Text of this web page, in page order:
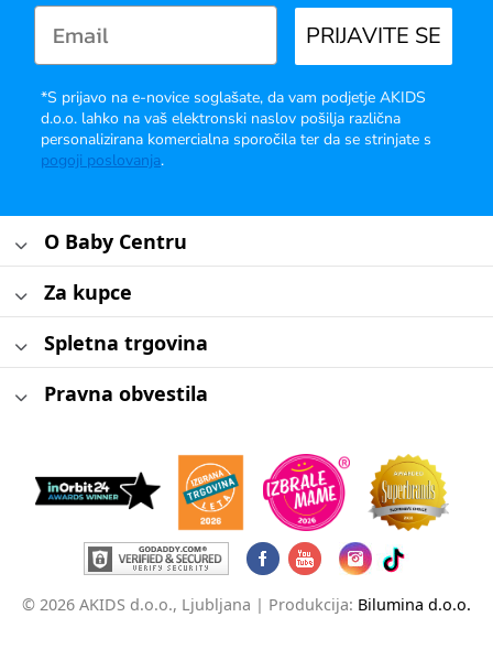
PRIJAVITE SE
*S prijavo na e-novice soglašate, da vam podjetje AKIDS
d.o.o. lahko na vaš elektronski naslov pošilja različna
personalizirana komercialna sporočila ter da se strinjate s
pogoji poslovanja.
O Baby Centru
Za kupce
Spletna trgovina
Pravna obvestila
© 2026 AKIDS d.o.o., Ljubljana | Produkcija: Bilumina d.o.o.